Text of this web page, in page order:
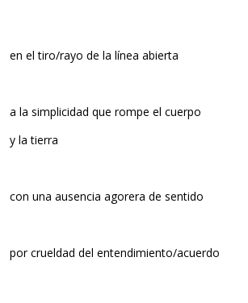
en el tiro/rayo de la línea abierta
a la simplicidad que rompe el cuerpo
y la tierra
con una ausencia agorera de sentido
por crueldad del entendimiento/acuerdo